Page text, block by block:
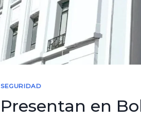
SEGURIDAD
Presentan en